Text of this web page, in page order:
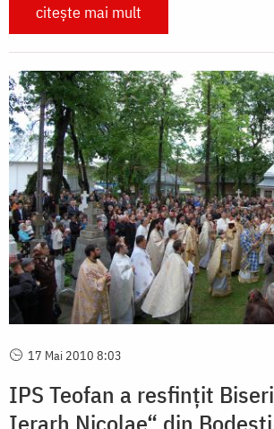
citește mai mult
17 Mai 2010 8:03
IPS Teofan a resfințit
Ierarh Nicolae“ din Bodești